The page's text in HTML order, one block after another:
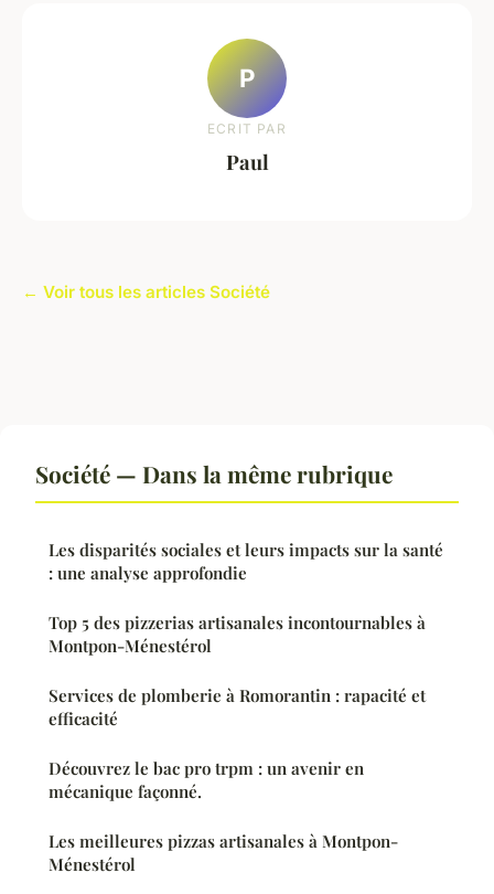
P
ECRIT PAR
Paul
← Voir tous les articles Société
Société — Dans la même rubrique
Les disparités sociales et leurs impacts sur la santé
: une analyse approfondie
Top 5 des pizzerias artisanales incontournables à
Montpon-Ménestérol
Services de plomberie à Romorantin : rapacité et
efficacité
Découvrez le bac pro trpm : un avenir en
mécanique façonné.
Les meilleures pizzas artisanales à Montpon-
Ménestérol